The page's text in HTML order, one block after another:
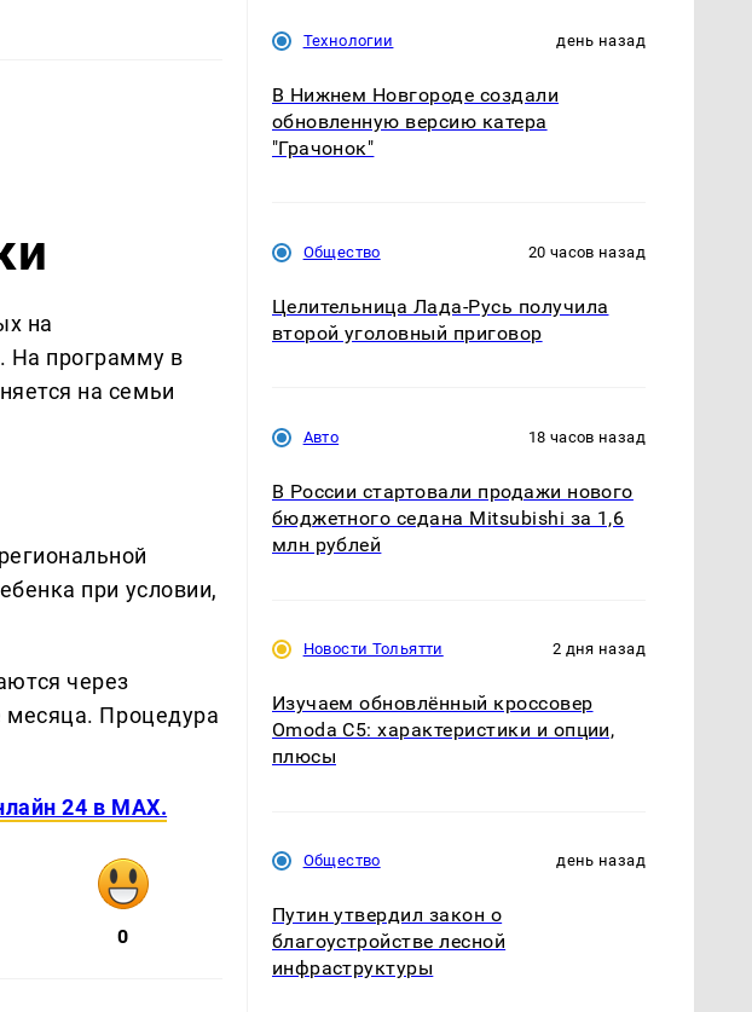
на
На программу в
на семьи
при условии,
через
месяца. Процедура
24 в MAX.
0
Технологии день назад
В Нижнем Новгороде создали
обновленную версию катера
"Грачонок"
Общество 20 часов назад
Целительница Лада-Русь получила
второй уголовный приговор
Авто 18 часов назад
В России стартовали продажи нового
бюджетного седана Mitsubishi за 1,6
млн рублей
Новости Тольятти 2 дня назад
Изучаем обновлённый кроссовер
Omoda C5: характеристики и опции,
плюсы
Общество день назад
Путин утвердил закон о
благоустройстве лесной
инфраструктуры